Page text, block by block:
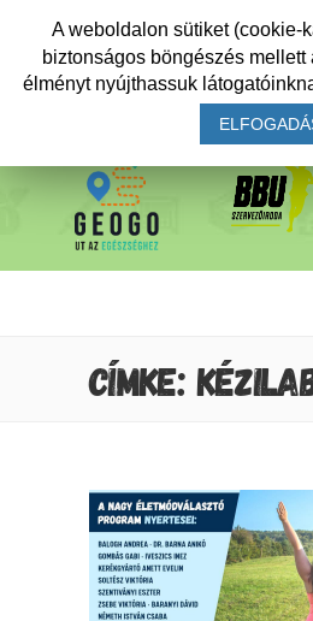
CÍMKE:
A weboldalon sütiket (cookie-
biztonságos böngészés
élményt nyújthassuk